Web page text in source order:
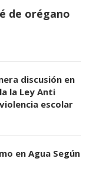
de orégano
discusión en
la Ley Anti
escolar
en Agua Según